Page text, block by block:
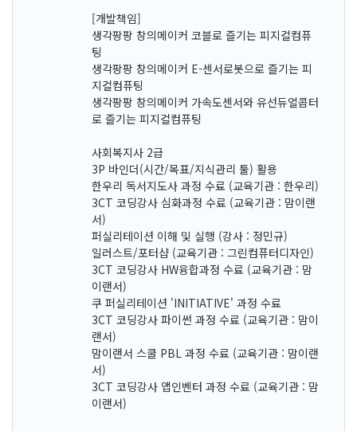
[개발책임]
생각팡팡 창의메이커 코블로 즐기는 피지컬컴퓨
팅
생각팡팡 창의메이커 E-센서로봇으로 즐기는 피
지컬컴퓨팅
생각팡팡 창의메이커 가속도센서와 유선듀얼콥터
로 즐기는 피지컬컴퓨팅
사회복지사 2급
3P 바인더(시간/목표/지식관리 툴) 활용
한우리 독서지도사 과정 수료 (교육기관 : 한우리)
3CT 코딩강사 심화과정 수료 (교육기관 : 맘이랜
서)
퍼실리테이션 이해 및 실행 (강사 : 정민규)
일러스트/포터샵 (교육기관 : 그린컴퓨터디자인)
3CT 코딩강사 HW융합과정 수료 (교육기관 : 맘
이랜서)
쿠 퍼실리테이션 'INITIATIVE' 과정 수료
3CT 코딩강사 파이썬 과정 수료 (교육기관 : 맘이
랜서)
맘이랜서 스쿨 PBL 과정 수료 (교육기관 : 맘이랜
서)
3CT 코딩강사 앱인벤터 과정 수료 (교육기관 : 맘
이랜서)